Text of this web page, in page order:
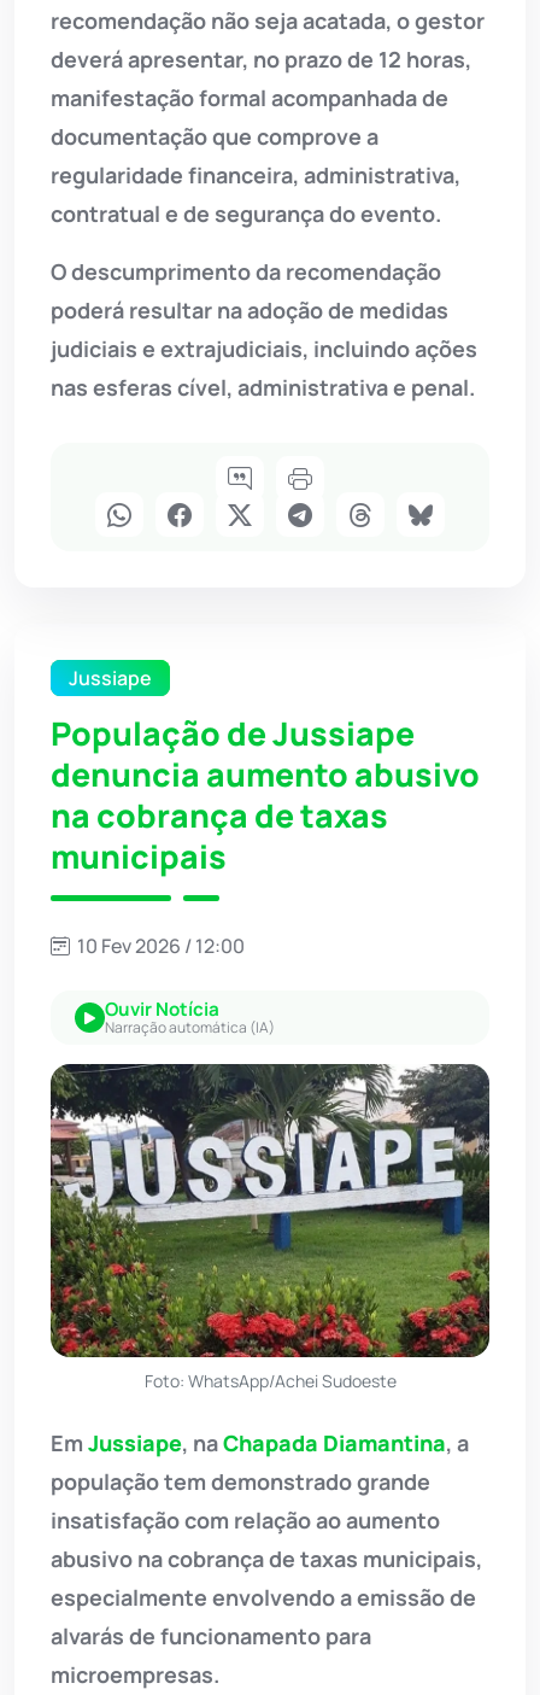
recomendação não seja acatada, o gestor
deverá apresentar, no prazo de 12 horas,
manifestação formal acompanhada de
documentação que comprove a
regularidade financeira, administrativa,
contratual e de segurança do evento.
O descumprimento da recomendação
poderá resultar na adoção de medidas
judiciais e extrajudiciais, incluindo ações
nas esferas cível, administrativa e penal.
Jussiape
População de Jussiape
denuncia aumento abusivo
na cobrança de taxas
municipais
10 Fev 2026 / 12:00
Ouvir Notícia
Narração automática (IA)
Foto: WhatsApp/Achei Sudoeste
Em Jussiape, naChapada Diamantina, a
população tem demonstrado grande
insatisfação com relação ao aumento
abusivo na cobrança de taxas municipais,
especialmente envolvendo a emissão de
alvarás de funcionamento para
microempresas.